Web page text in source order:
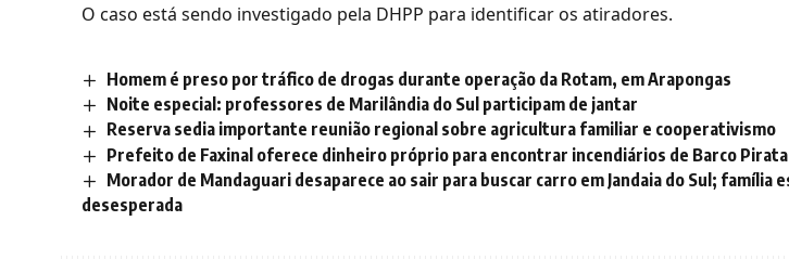
O caso está sendo investigado pela DHPP para identificar os atiradores.
Homem é preso por tráfico de drogas durante operação da Rotam, em Arapongas
Noite especial: professores de Marilândia do Sul participam de jantar
Reserva sedia importante reunião regional sobre agricultura familiar e cooperativismo
Prefeito de Faxinal oferece dinheiro próprio para encontrar incendiários de Barco Pirata
Morador de Mandaguari desaparece ao sair para buscar carro em Jandaia do Sul; família
desesperada